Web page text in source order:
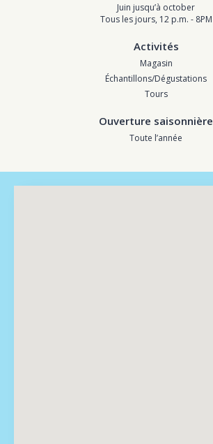
Juin jusqu’à october
Tous les jours, 12 p.m. - 8PM
Activités
Magasin
Échantillons/Dégustations
Tours
Ouverture saisonnière
Toute l’année